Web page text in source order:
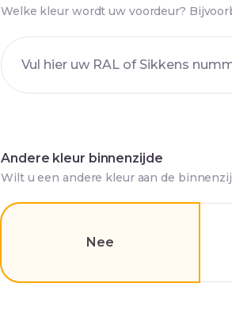
Welke kleur wordt uw voordeur?
Andere kleur binnenzijde
Wilt u een andere kleur aan de
Nee